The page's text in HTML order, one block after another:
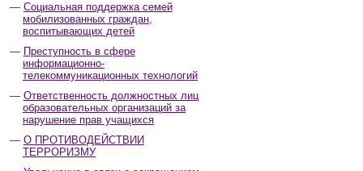
Социальная поддержка семей
мобилизованных граждан,
воспитывающих детей
Преступность в сфере
информационно-
телекоммуникационных технологий
Ответственность должностных лиц
образовательных организаций за
нарушение прав учащихся
О ПРОТИВОДЕЙСТВИИ
ТЕРРОРИЗМУ